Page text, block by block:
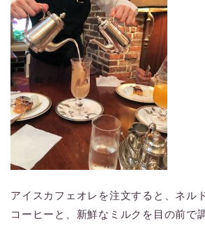
アイスカフェオレを注文すると、ネル
コーヒーと、新鮮なミルクを目の前で